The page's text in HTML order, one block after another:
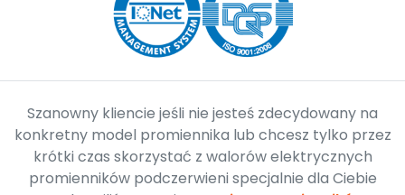
Szanowny kliencie jeśli nie jesteś zdecydowany na
konkretny model promiennika lub chcesz tylko przez
krótki czas skorzystać z walorów elektrycznych
promienników podczerwieni specjalnie dla Ciebie